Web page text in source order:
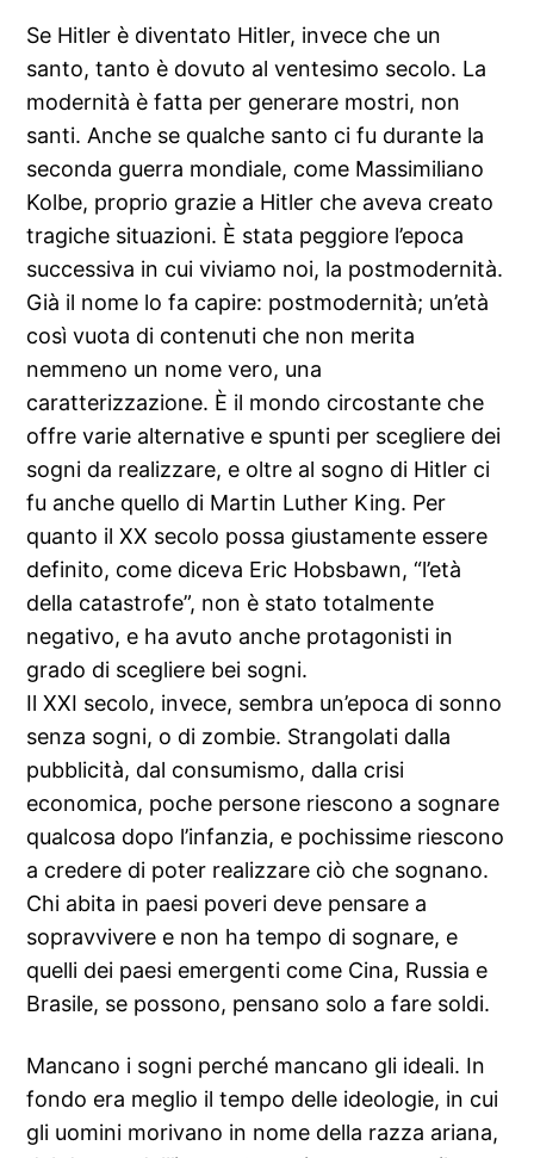
Se Hitler è diventato Hitler, invece che un
santo, tanto è dovuto al ventesimo secolo. La
modernità è fatta per generare mostri, non
santi. Anche se qualche santo ci fu durante la
seconda guerra mondiale, come Massimiliano
Kolbe, proprio grazie a Hitler che aveva creato
tragiche situazioni. È stata peggiore l’epoca
successiva in cui viviamo noi, la postmodernità.
Già il nome lo fa capire: postmodernità; un’età
così vuota di contenuti che non merita
nemmeno un nome vero, una
caratterizzazione. È il mondo circostante che
offre varie alternative e spunti per scegliere dei
sogni da realizzare, e oltre al sogno di Hitler ci
fu anche quello di Martin Luther King. Per
quanto il XX secolo possa giustamente essere
definito, come diceva Eric Hobsbawn, “l’età
della catastrofe”, non è stato totalmente
negativo, e ha avuto anche protagonisti in
grado di scegliere bei sogni.
Il XXI secolo, invece, sembra un’epoca di sonno
senza sogni, o di zombie. Strangolati dalla
pubblicità, dal consumismo, dalla crisi
economica, poche persone riescono a sognare
qualcosa dopo l’infanzia, e pochissime riescono
a credere di poter realizzare ciò che sognano.
Chi abita in paesi poveri deve pensare a
sopravvivere e non ha tempo di sognare, e
quelli dei paesi emergenti come Cina, Russia e
Brasile, se possono, pensano solo a fare soldi.
Mancano i sogni perché mancano gli ideali. In
fondo era meglio il tempo delle ideologie, in cui
gli uomini morivano in nome della razza ariana,